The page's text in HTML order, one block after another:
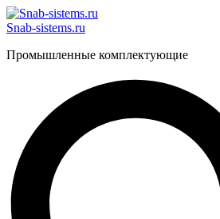
Перейти
к
Snab-sistems.ru
Промышленные комплектующие